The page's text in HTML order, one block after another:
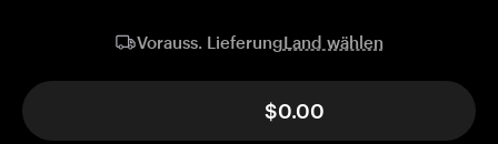
Vorauss. LieferungLand wählen
$0.00